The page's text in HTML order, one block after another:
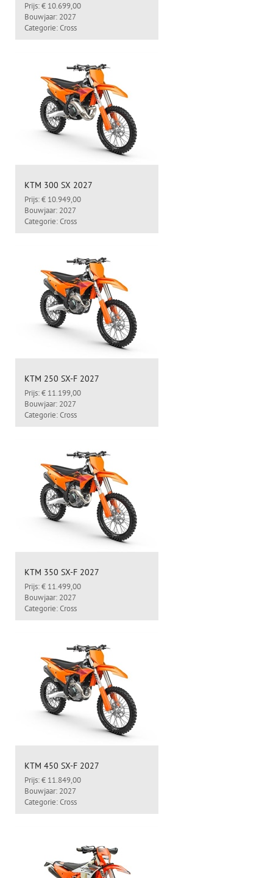
Prijs: € 10.699,00
Bouwjaar: 2027
Categorie: Cross
KTM 300 SX 2027
Prijs: € 10.949,00
Bouwjaar: 2027
Categorie: Cross
KTM 250 SX-F 2027
Prijs: € 11.199,00
Bouwjaar: 2027
Categorie: Cross
KTM 350 SX-F 2027
Prijs: € 11.499,00
Bouwjaar: 2027
Categorie: Cross
KTM 450 SX-F 2027
Prijs: € 11.849,00
Bouwjaar: 2027
Categorie: Cross